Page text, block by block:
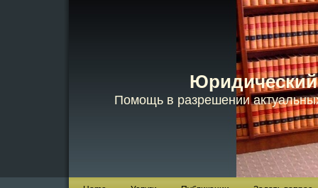
Помощь в разрешении